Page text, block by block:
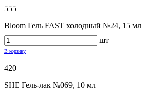
555
Bloom Гель FAST холодный №24, 15 мл
шт
В корзину
420
SHE Гель-лак №069, 10 мл